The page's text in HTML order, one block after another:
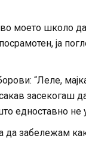
моето школо
ја
“Леле,
засекогаш
едноставно не
забележам